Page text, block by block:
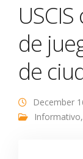
de
de
December
Informativo,